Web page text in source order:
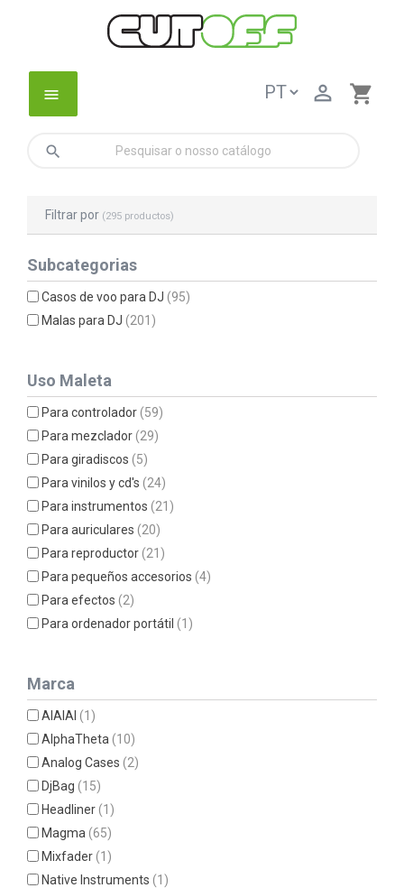
menu shopping_cart

search
Filtrar por (295 productos)
Subcategorias
Casos de voo para DJ(95)
Malas para DJ(201)
Uso Maleta
Para controlador(59)
Para mezclador(29)
Para giradiscos(5)
Para vinilos y cd's(24)
Para instrumentos(21)
Para auriculares(20)
Para reproductor(21)
Para pequeños accesorios(4)
Para efectos(2)
Para ordenador portátil(1)
Marca
AIAIAI(1)
AlphaTheta(10)
Analog Cases(2)
DjBag(15)
Headliner(1)
Magma(65)
Mixfader(1)
Native Instruments(1)